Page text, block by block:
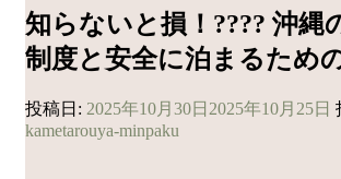
キ
ッ
プ
知らないと損！???? 沖縄
制度と安全に泊まるため
投稿日: 2025年10月30日 2025年10月25日
kametarouya-minpaku